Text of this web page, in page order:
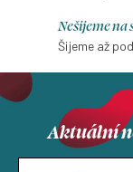
Nešijeme na
Šijeme až
Aktuální